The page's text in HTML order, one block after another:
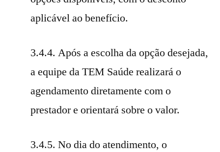
aplicável ao benefício.
3.4.4. Após a escolha da opção desejada,
a equipe da TEM Saúde realizará o
agendamento diretamente com o
prestador e orientará sobre o valor.
3.4.5. No dia do atendimento, o